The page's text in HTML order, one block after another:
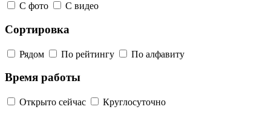
С фото С видео
Сортировка
Рядом По рейтингу По алфавиту
Время работы
Открыто сейчас Круглосуточно